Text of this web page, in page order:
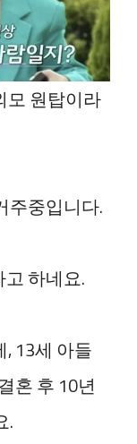
모 원탑이라
주중입니다.
하네요.
13세 아들
혼 후 10년
.